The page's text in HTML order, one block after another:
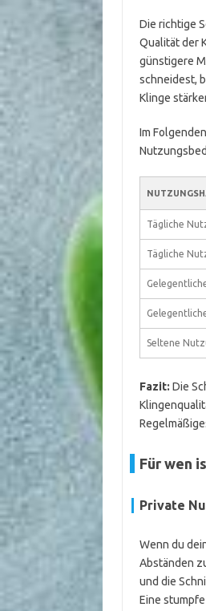
Die richtige
Qualität der
günstigere
schneidest,
Klinge
Im
Tägliche
Tägliche
Seltene
Fazit: Die
Für wen
Private
Wenn du
Abständen
und die
Eine